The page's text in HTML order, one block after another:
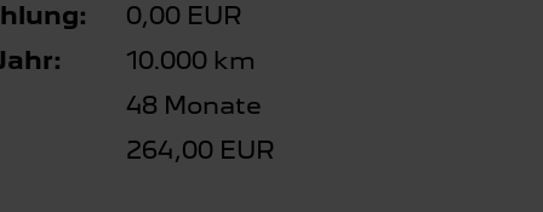
0,00 EUR
10.000 km
48 Monate
264,00 EUR